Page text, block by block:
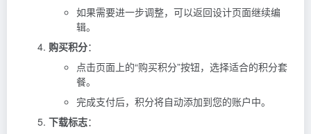
如果需要进一步调整，可以返回设计页面继续编
辑。
购买积分：
点击页面上的“购买积分”按钮，选择适合的积分套
餐。
完成支付后，积分将自动添加到您的账户中。
下载标志：